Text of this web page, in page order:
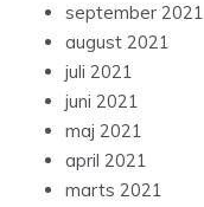
september 2021
august 2021
juli 2021
juni 2021
maj 2021
april 2021
marts 2021